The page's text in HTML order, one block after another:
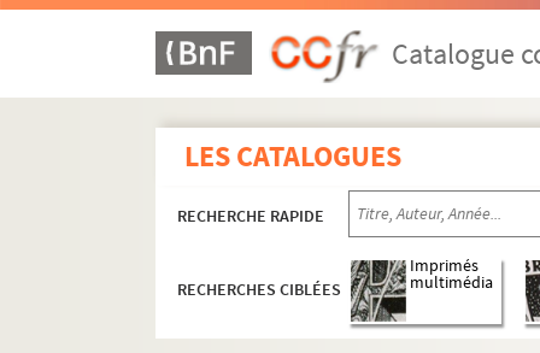
Catalogue
LES CATALOGUES
RECHERCHE RAPIDE
RECHERCHES CIBLÉES
Imprimés
multimédia
Ms p-209-23. Lettre autographe signée,
Ms p-209-24. Lettre autographe signée,
Ms p-209-26. Carte autographe signée,
Ms p-209-27. Lettre autographe signée,
Ms p-209-28. Lettre autographe signée,
Ms p-209-29. Lettre autographe signée,
Ms p-209-30. Carte autographe signée, Paris
Ms p-209-31. Enveloppe autographe, Paris